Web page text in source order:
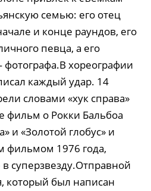
семью: его отец
и конце раундов, его
певца, а его
хореографии
каждый удар. 14
словами «хук справа»
фильм о Рокки Бальбоа
и «Золотой глобус» и
фильмом 1976 года,
суперзвезду.Отправной
который был написан